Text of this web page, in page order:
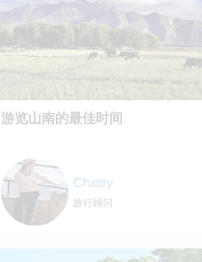
游览山南的最佳时间
Cherry
旅行顾问